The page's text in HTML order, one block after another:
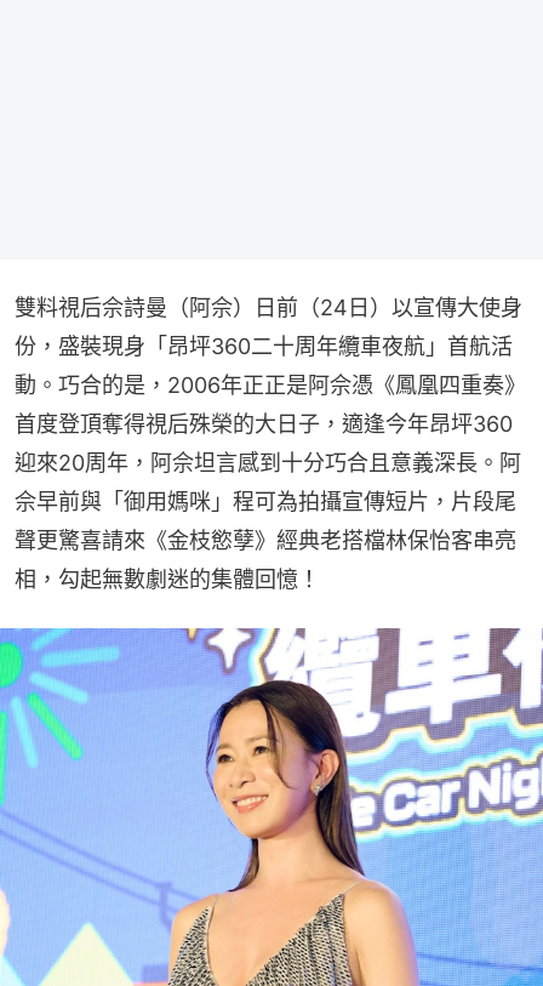
雙料視后佘詩曼（阿佘）日前（24日）以宣傳大使身
份，盛裝現身「昂坪360二十周年纜車夜航」首航活
動。巧合的是，2006年正正是阿佘憑《鳳凰四重奏》
首度登頂奪得視后殊榮的大日子，適逢今年昂坪360
迎來20周年，阿佘坦言感到十分巧合且意義深長。阿
佘早前與「御用媽咪」程可為拍攝宣傳短片，片段尾
聲更驚喜請來《金枝慾孽》經典老搭檔林保怡客串亮
相，勾起無數劇迷的集體回憶！